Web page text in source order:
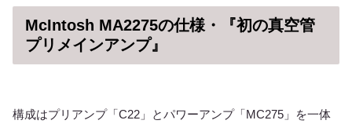
McIntosh MA2275の仕様・『初の真空管
プリメインアンプ』
構成はプリアンプ「C22」とパワーアンプ「MC275」を一体